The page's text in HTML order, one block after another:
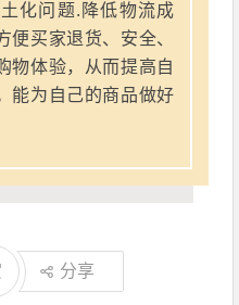
化问题.降低物流成
便买家退货、安全、
物体验，从而提高自
能为自己的商品做好
分享